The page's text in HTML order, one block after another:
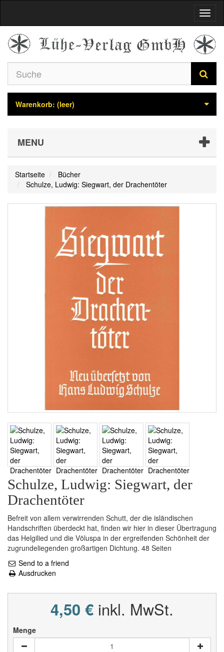
Warenkorb: (leer)
MENU
Startseite
Bücher
Schulze, Ludwig: Siegwart, der Drachentöter
Schulze, Ludwig: Siegwart, der
Drachentöter
Befreit von allem verwirrenden Schutt, der die isländischen
Handschriften überdeckt hat, finden wir hier in dieser Übertragung
das Helgilied und die Völuspa in der ergreifenden Schönheit der
zugrundeliegenden großartigen Dichtung. 48 Seiten
Send to a friend
Ausdrucken
4,50 € inkl. MwSt.
Menge